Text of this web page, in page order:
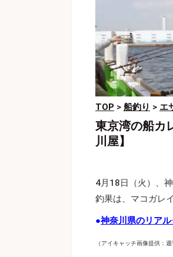
TOP > 船釣り > エ
東京湾の船カ
川屋】
4月18日（火）、
釣果は、マコガレ
●神奈川県のリア
（アイキャッチ画像提供：